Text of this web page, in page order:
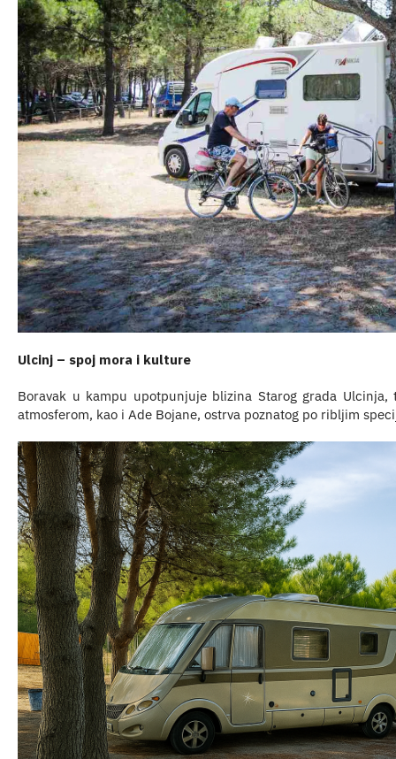
Ulcinj – spoj mora i kulture
Boravak u kampu upotpunjuje blizina Starog grada
atmosferom, kao i Ade Bojane, ostrva poznatog po ribljim